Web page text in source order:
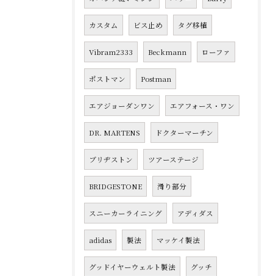
カスタム ビス止め タグ移植
Vibram2333 Beckmann ローファ
ポストマン Postman
エアジョーダンワン エアフォース・ワン
DR. MARTENS ドクターマーチン
ブリヂストン ツアーステージ
BRIDGESTONE 滑り部分
スニーカーライニング アディダス
adidas 製法 マッケイ製法
グッドイヤーウェルト製法 グッチ